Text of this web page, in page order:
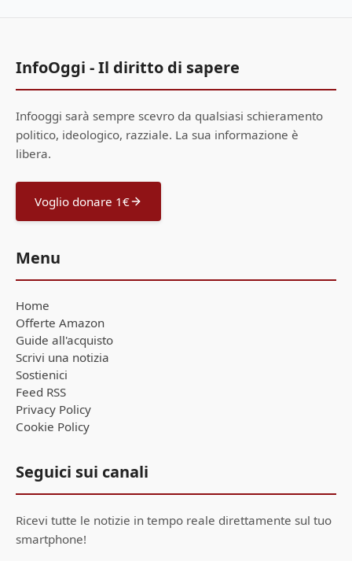
InfoOggi - Il diritto di sapere
Infooggi sarà sempre scevro da qualsiasi schieramento
politico, ideologico, razziale. La sua informazione è
libera.
Voglio donare 1€
Menu
Home
Offerte Amazon
Guide all'acquisto
Scrivi una notizia
Sostienici
Feed RSS
Privacy Policy
Cookie Policy
Seguici sui canali
Ricevi tutte le notizie in tempo reale direttamente sul tuo
smartphone!